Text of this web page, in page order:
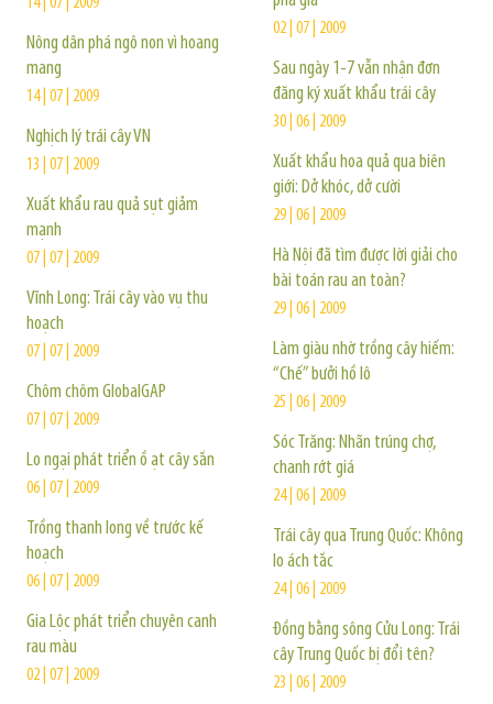
Nông dân phá ngô non vì hoang
mang
14 | 07 | 2009
Nghịch lý trái cây VN
13 | 07 | 2009
Xuất khẩu rau quả sụt giảm
mạnh
07 | 07 | 2009
Vĩnh Long: Trái cây vào vụ thu
hoạch
07 | 07 | 2009
Chôm chôm GlobalGAP
07 | 07 | 2009
Lo ngại phát triển ồ ạt cây sắn
06 | 07 | 2009
Trồng thanh long về trước kế
hoạch
06 | 07 | 2009
Gia Lộc phát triển chuyên canh
rau màu
02 | 07 | 2009
02 | 07 | 2009
Sau ngày 1-7 vẫn nhận đơn
đăng ký xuất khẩu trái cây
30 | 06 | 2009
Xuất khẩu hoa quả qua biên
giới: Dở khóc, dở cười
29 | 06 | 2009
Hà Nội đã tìm được lời giải cho
bài toán rau an toàn?
29 | 06 | 2009
Làm giàu nhờ trồng cây hiếm:
“Chế” bưởi hồ lô
25 | 06 | 2009
Sóc Trăng: Nhãn trúng chợ,
chanh rớt giá
24 | 06 | 2009
Trái cây qua Trung Quốc: Không
lo ách tắc
24 | 06 | 2009
Đồng bằng sông Cửu Long: Trái
cây Trung Quốc bị đổi tên?
23 | 06 | 2009